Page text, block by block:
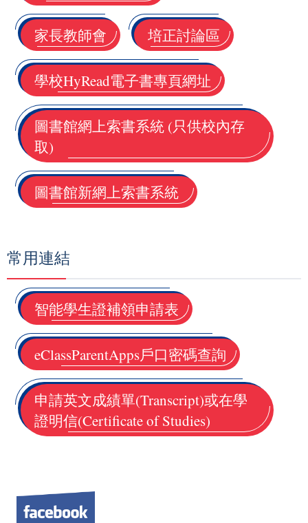
家長教師會 培正討論區
學校HyRead電子書專頁網址
圖書館網上索書系統 (只供校內存
取)
圖書館新網上索書系統
常用連結
智能學生證補領申請表
eClassParentApps戶口密碼查詢
申請英文成績單(Transcript)或在學
證明信(Certificate of Studies)